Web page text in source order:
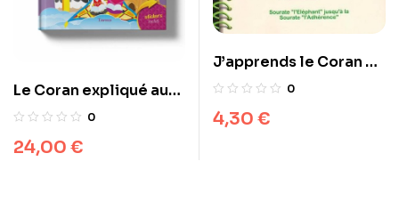
Le Coran expliqué aux
enfants Juz Amma (
0
24,00 €
J’apprends le Coran à
mon enfant – Tome 2
0
4,30 €